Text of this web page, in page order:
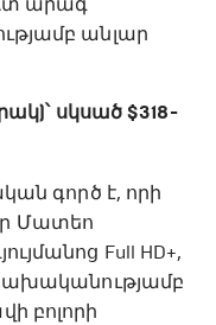
անլար
սկսած $318-
գործ է, որի
Մատեո
Full HD+,
բոլորի